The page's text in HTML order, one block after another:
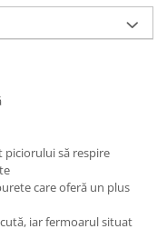
piciorului să respire
care oferă un plus
iar fermoarul situat